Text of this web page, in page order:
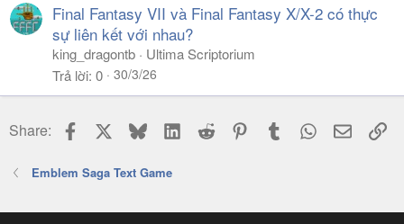
Final Fantasy VII và Final Fantasy X/X-2 có thực
sự liên kết với nhau?
king_dragontb
Ultima Scriptorium
Trả lời 0 30/3/26
Share: Facebook BlueskyLinkedIn
Reddit PinterestTumblr WhatsApp
Email
Emblem Saga Text Game